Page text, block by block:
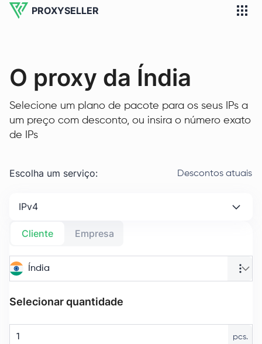
PROXYSELLER
O proxy da Índia
Selecione um plano de pacote para os seus IPs a
um preço com desconto, ou insira o número exato
de IPs
Escolha um serviço: Descontos atuais
IPv4
Cliente Empresa
Índia
Selecionar quantidade
pcs.